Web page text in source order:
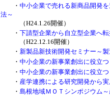
・ 中小企業で売れる新商品開発
法～
（H24.1.26開催）
・ 下請型企業から自立型企業へ
（H22.12.16開催）
・ 新製品新技術開発セミナー～
・ 中小企業の新事業創出に役立
・ 中小企業の新事業創出に役立
・ 産学連携による研究開発から
・ 島根地域ＭＯＴシンポジウム